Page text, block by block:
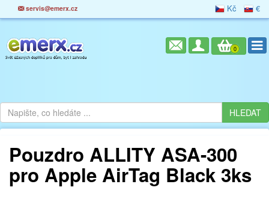
servis@emerx.cz Kč €
0
Pouzdro ALLITY ASA-300
pro Apple AirTag Black 3ks